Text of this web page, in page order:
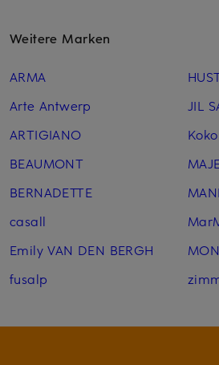
Weitere Marken
ARMA
Arte Antwerp
ARTIGIANO
BEAUMONT
BERNADETTE
casall
Emily VAN DEN BERGH
fusalp
JIL